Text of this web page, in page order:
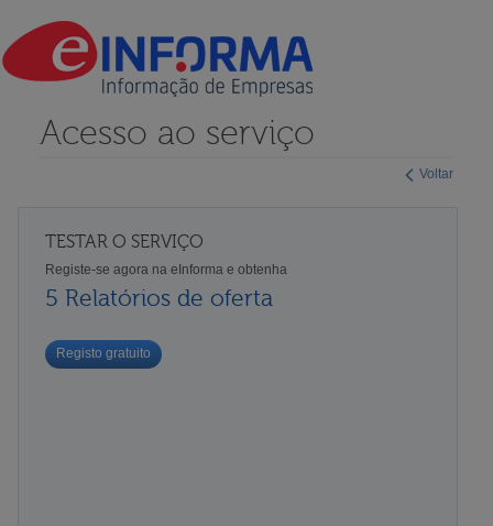
Voltar
Acesso ao serviço
TESTAR O SERVIÇO
Registe-se agora na eInforma e obtenha
5 Relatórios de oferta
Registo gratuito